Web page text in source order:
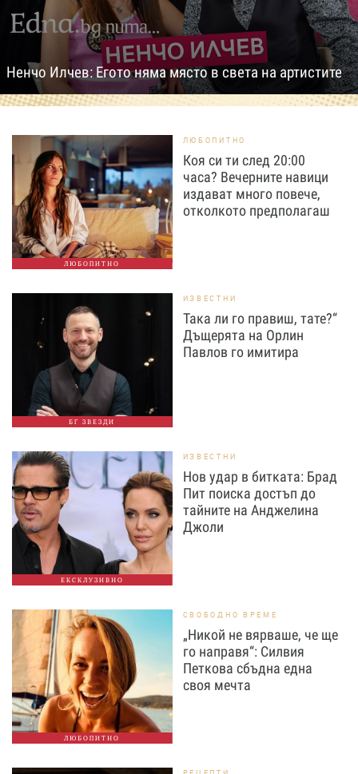
Ненчо Илчев: Егото няма място в света на артистите
ЛЮБОПИТНО
ЛЮБОПИТНО
Коя си ти след 20:00
часа? Вечерните навици
издават много повече,
отколкото предполагаш
БГ ЗВЕЗДИ
ИЗВЕСТНИ
Така ли го правиш, тате?“
Дъщерята на Орлин
Павлов го имитира
ЕКСКЛУЗИВНО
ИЗВЕСТНИ
Нов удар в битката: Брад
Пит поиска достъп до
тайните на Анджелина
Джоли
ЛЮБОПИТНО
СВОБОДНО ВРЕМЕ
„Никой не вярваше, че ще
го направя“: Силвия
Петкова сбъдна една
своя мечта